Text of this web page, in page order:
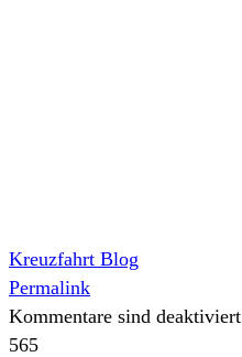
Kreuzfahrt Blog
Permalink
Kommentare sind deaktiviert
565